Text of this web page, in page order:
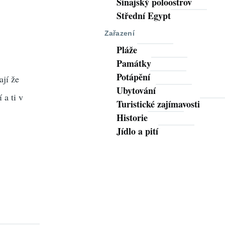
že
a ti v
Střední Egypt
Zařazení
Pláže
Památky
Potápění
Ubytování
Turistické zajímavosti
Historie
Jídlo a pití